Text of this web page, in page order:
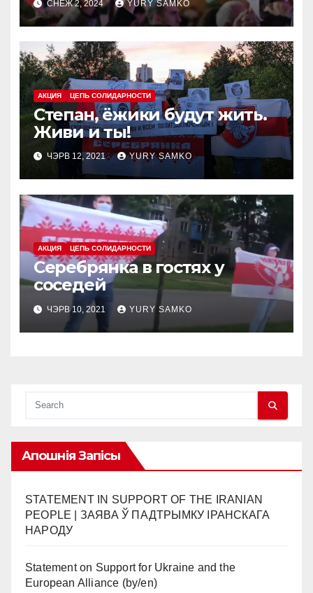
СНЕЖ 2, 2024 YURY SAMKO
АКЦИЯ ЦЕПЬ СОЛИДАРНОСТИ
Степан, ёжики будут жить.
Живи и ты!
ЧЭРВ 12, 2021 YURY SAMKO
АКЦИЯ ЦЕПЬ СОЛИДАРНОСТИ
Серебрянка в гостях у
соседей
ЧЭРВ 10, 2021 YURY SAMKO
Апошнія Запісы
STATEMENT IN SUPPORT OF THE IRANIAN
PEOPLE | ЗАЯВА Ў ПАДТРЫМКУ ІРАНСКАГА
НАРОДУ
Statement on Support for Ukraine and the
European Alliance (by/en)